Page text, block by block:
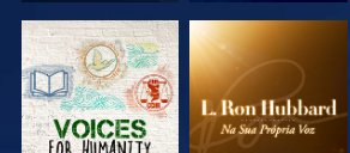
EXPLORAR A
SÉRIE
EXPLORAR A
SÉRIE